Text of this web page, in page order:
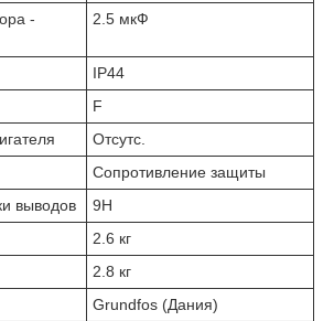
-
2.5 мкФ
IP44
F
Отсутс.
Сопротивление защиты
выводов
9H
2.6 кг
2.8 кг
Grundfos (Дания)